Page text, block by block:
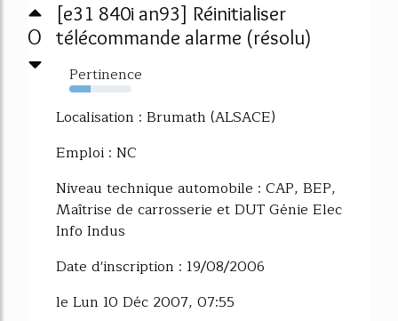
0
[e31 840i an93] Réinitialiser
télécommande alarme (résolu)
Pertinence
34%
Localisation : Brumath (ALSACE)
Emploi : NC
Niveau technique automobile : CAP, BEP,
Maîtrise de carrosserie et DUT Génie Elec
Info Indus
Date d'inscription : 19/08/2006
le Lun 10 Déc 2007, 07:55